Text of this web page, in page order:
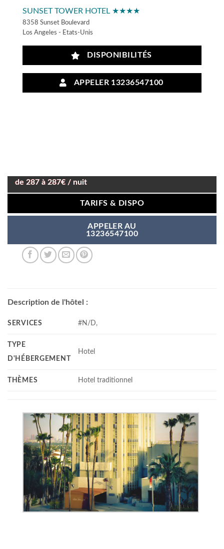
SUNSET TOWER HOTEL ★★★★
8358 Sunset Boulevard
Los Angeles - Etats-Unis
DISPONIBILITÉS
APPELER 13236547100
de 287 à 287€ / nuit
TARIFS & DISPO
APPELER AU
13236547100
Description de l'hôtel :
SERVICES #N/D,
TYPE
D'HÉBERGEMENT
Hotel
THÈMES Hotel traditionnel